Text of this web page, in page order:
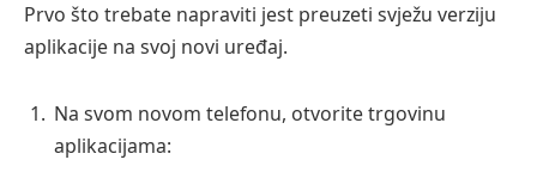
Prvo što trebate napraviti jest preuzeti svježu verziju
aplikacije na svoj novi uređaj.
Na svom novom telefonu, otvorite trgovinu
aplikacijama: